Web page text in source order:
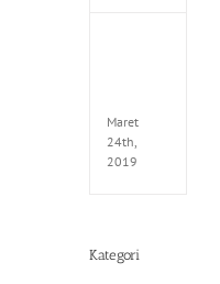
Maret
24th,
2019
Kategori